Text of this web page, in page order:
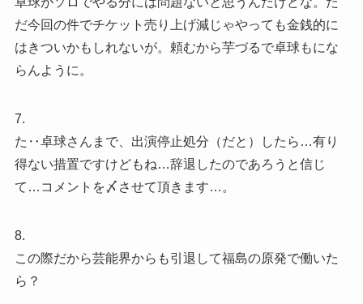
だ今回の件でチケット売り上げ減じゃやっても金銭的に
はきついかもしれないが。頼むから芋づるで卓球もにな
らんように。
7.
た‥卓球さんまで、出演停止処分（だと）したら…有り
得ない措置ですけどもね…辞退したのであろうと信じ
て…コメントを〆させて頂きます…。
8.
この際だから芸能界からも引退して福島の原発で働いた
ら？